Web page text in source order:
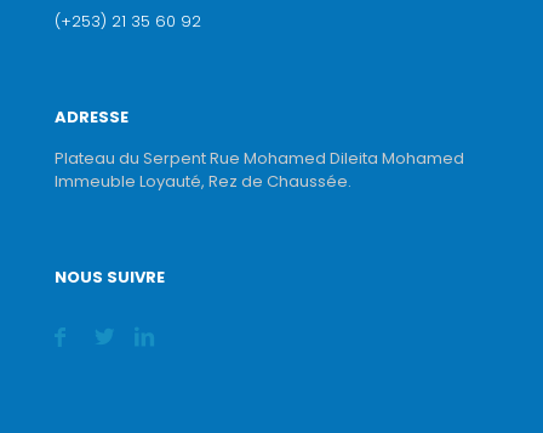
(+253) 21 35 60 92
ADRESSE
Plateau du Serpent Rue Mohamed Dileita Mohamed
Immeuble Loyauté, Rez de Chaussée.
NOUS SUIVRE